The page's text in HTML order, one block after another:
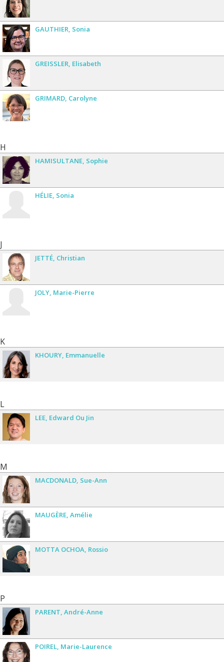
GAUTHIER Sonia
GREISSLER Elisabeth
GRIMARD Carolyne
H
HAMISULTANE Sophie
HÉLIE Sonia
J
JETTÉ Christian
JOLY Marie-Pierre
K
KHOURY Emmanuelle
L
LEE Edward Ou Jin
M
MACDONALD Sue-Ann
MAUGÈRE Amélie
MOTTA OCHOA Rossio
P
PARENT André-Anne
POIREL Marie-Laurence